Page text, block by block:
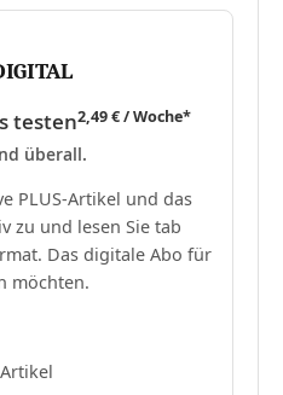
testen2,49 € / Woche*
überall.
PLUS-Artikel und das
zu und lesen Sie tab
Das digitale Abo für
möchten.